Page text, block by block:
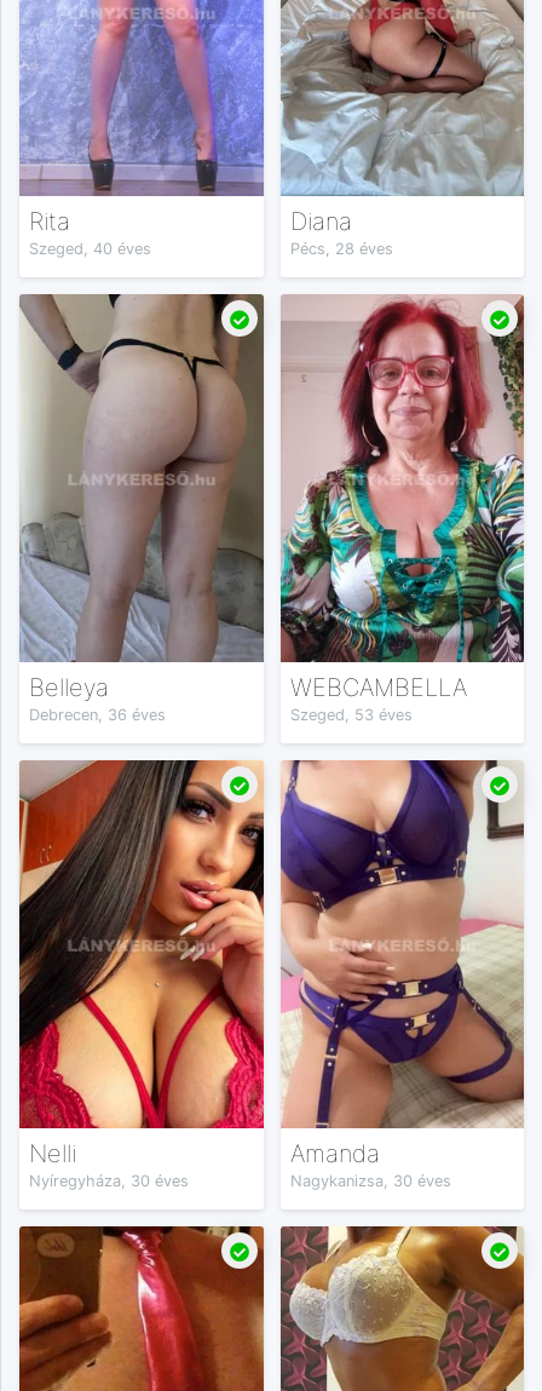
Rita
Szeged, 40 éves
Diana
Pécs, 28 éves
Belleya
Debrecen, 36 éves
WEBCAMBELLA
Szeged, 53 éves
Nelli
Nyíregyháza, 30 éves
Amanda
Nagykanizsa, 30 éves